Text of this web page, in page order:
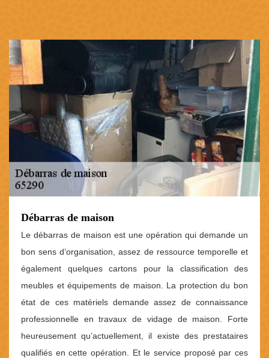
Débarras de maison
Le débarras de maison est une opération qui demande un
bon sens d’organisation, assez de ressource temporelle et
également quelques cartons pour la classification des
meubles et équipements de maison. La protection du bon
état de ces matériels demande assez de connaissance
professionnelle en travaux de vidage de maison. Forte
heureusement qu’actuellement, il existe des prestataires
qualifiés en cette opération. Et le service proposé par ces